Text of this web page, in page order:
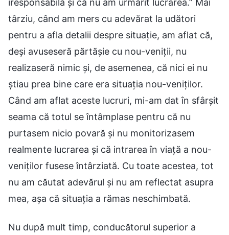
târziu, când am mers cu adevărat la udători
pentru a afla detalii despre situație, am aflat că,
deși avuseseră părtășie cu nou-veniții, nu
realizaseră nimic și, de asemenea, că nici ei nu
știau prea bine care era situația nou-veniților.
Când am aflat aceste lucruri, mi-am dat în sfârșit
seama că totul se întâmplase pentru că nu
purtasem nicio povară și nu monitorizasem
realmente lucrarea și că intrarea în viață a nou-
veniților fusese întârziată. Cu toate acestea, tot
nu am căutat adevărul și nu am reflectat asupra
mea, așa că situația a rămas neschimbată.
Nu după mult timp, conducătorul superior a